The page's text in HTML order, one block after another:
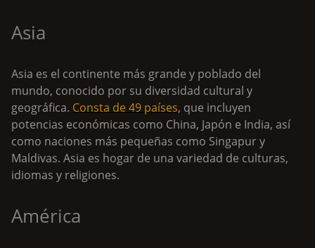
Asia
Asia es el continente más grande y poblado del
mundo, conocido por su diversidad cultural y
geográfica. Consta de 49 países, que incluyen
potencias económicas como China, Japón e India, así
como naciones más pequeñas como Singapur y
Maldivas. Asia es hogar de una variedad de culturas,
idiomas y religiones.
América